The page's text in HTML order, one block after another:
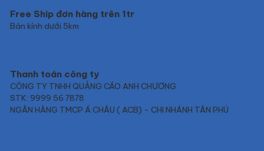
Free Ship đơn hàng trên 1tr
Bán kính dưới 5km
Thanh toán công ty
CÔNG TY TNHH QUẢNG CÁO ANH CHƯƠNG
STK: 9999 56 7878
NGÂN HÀNG TMCP Á CHÂU ( ACB) - CHI NHÁNH TÂN PHÚ